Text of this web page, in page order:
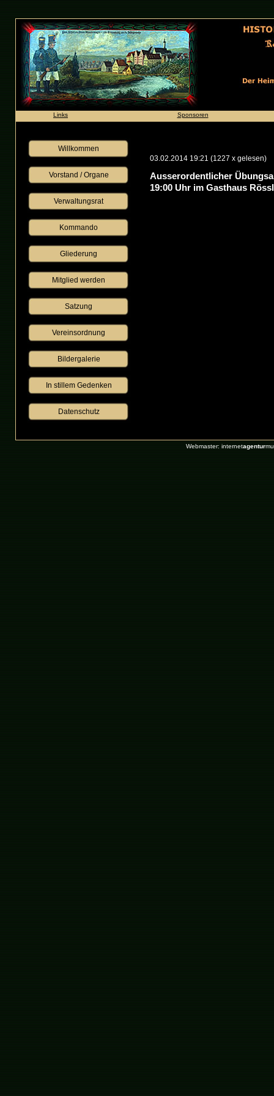
Links Sponsoren
Willkommen
Vorstand / Organe
Verwaltungsrat
Kommando
Gliederung
Mitglied werden
Satzung
Vereinsordnung
Bildergalerie
 In stillem Gedenken 
Datenschutz
03.02.2014 19:21 (1227 x gelesen)
Ausserordentlicher
19:00 Uhr im Gasthaus
Webmaster: internetagentur